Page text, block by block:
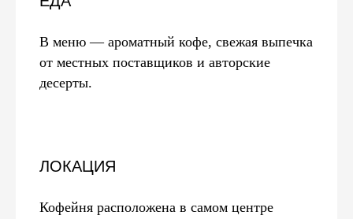
В меню — ароматный кофе, свежая выпечка
от местных поставщиков и авторские
десерты.
ЛОКАЦИЯ
Кофейня расположена в самом центре